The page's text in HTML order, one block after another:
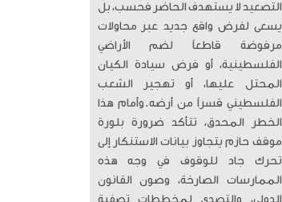
التصعيد لا يستهدف الحاضر فحسب، بل
يسعى لفرض واقع جديد عبر محاولات
مرفوضة قاطعاً لضم الأراضي
الفلسطينية، أو فرض سيادة الكيان
المحتل عليها، أو تهجير الشعب
الفلسطيني قسراً من أرضه. ​وأمام هذا
الخطر المحدق، تتأكد ضرورة بلورة
موقف حازم يتجاوز بيانات الاستنكار إلى
تحرك جاد للوقوف في وجه هذه
الممارسات الصارخة، وصون القانون